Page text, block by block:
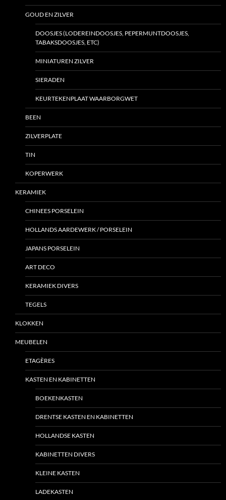
GOUD EN ZILVER
DOOSJES (LODEREINDOOSJES, PEPERMUNTDOOSJES,
TABAKSDOOSJES, ETC)
MINIATUREN ZILVER
SIERADEN
KEURTEKENPLAAT WAARBORGWET
BEEN
ZILVERPLATE
TIN
KOPERWERK
KERAMIEK
CHINEES PORSELEIN
HOLLANDS AARDEWERK / PORSELEIN
JAPANS PORSELEIN
ART DECO
KERAMIEK DIVERS
TEGELS
KLOKKEN
MEUBELEN
ETAGÈRES
KASTEN EN KABINETTEN
BOEKENKASTEN
DRENTSE KASTEN EN KABINETTEN
HOLLANDSE KASTEN
KABINETTEN DIVERS
KLEINE KASTEN
LADEKASTEN